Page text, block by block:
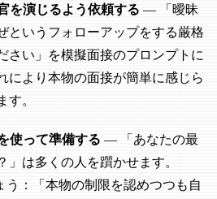
を演じるよう依頼する — 「曖昧
というフォローアップをする厳格
さい」を模擬面接のプロンプトに
により本物の面接が簡単に感じら
す。
使って準備する — 「あなたの最
」は多くの人を躓かせます。
う：「本物の制限を認めつつも自